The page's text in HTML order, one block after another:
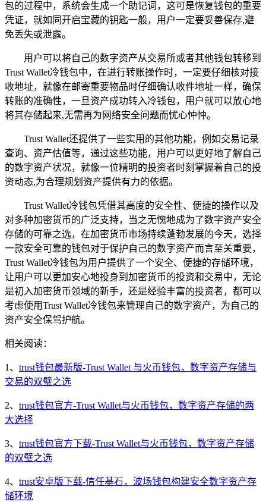
包的过程中，系统会生成一个助记词，这可是恢复钱包的重要
凭证，就如同开启宝藏的钥匙一般，用户一定要妥善保存,避
免丢失或泄露。
用户可以将自己的数字资产从交易所或者其他钱包转移到
Trust Wallet冷钱包中，在进行转账操作时，一定要仔细核对接
收地址，就像在邮寄重要物品时仔细确认收件地址一样，确保
转账的准确性，一旦资产成功转入冷钱包，用户就可以放心地
将其存储起来,无需再为网络安全问题而忧心忡忡。
Trust Wallet还提供了一些实用的其他功能，例如交易记录
查询、资产估值等，通过这些功能，用户可以更好地了解自己
的数字资产状况，就像一位精明的投资者时刻掌握着自己的投
资动态,为合理规划资产提供有力的依据。
Trust Wallet冷钱包凭借其高度的安全性、便捷的操作以及
对多种加密货币的广泛支持，当之无愧地成为了数字资产安全
存储的可靠之选，在加密货币市场持续蓬勃发展的今天，选择
一款安全可靠的钱包对于保护自己的数字资产而言至关重要，
Trust Wallet冷钱包为用户提供了一个安全、便捷的存储环境，
让用户可以更加安心地投身到加密货币的投资和交易中，无论
是初入加密货币领域的新手，还是经验丰富的投资者，都可以
考虑使用Trust Wallet冷钱包来管理自己的数字资产，为自己的
资产安全保驾护航。
相关阅读：
1、 trust钱包最新版-Trust Wallet 与火币钱包，数字资产存储与
交易的双璧之选
2、 trust钱包官方-Trust Wallet与火币钱包，数字资产存储的两
大选择
3、 trust钱包官方下载-Trust Wallet与火币钱包，数字资产存储
的双璧之选
4、 trust安卓版下载-信任基石，波场钱包构建安全数字资产存
储环境